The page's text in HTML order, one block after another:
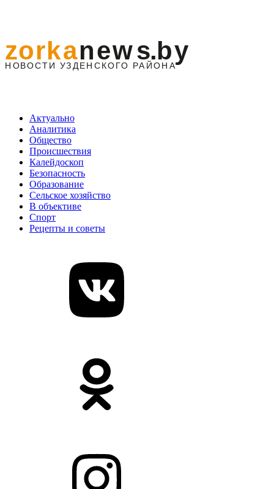
Актуально
Аналитика
Общество
Происшествия
Калейдоскоп
Безопасность
Образование
Сельское хозяйство
В объективе
Спорт
Рецепты и советы